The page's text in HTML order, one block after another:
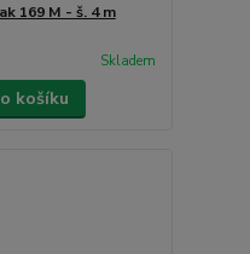
169 M - š. 4 m
Skladem
košíku